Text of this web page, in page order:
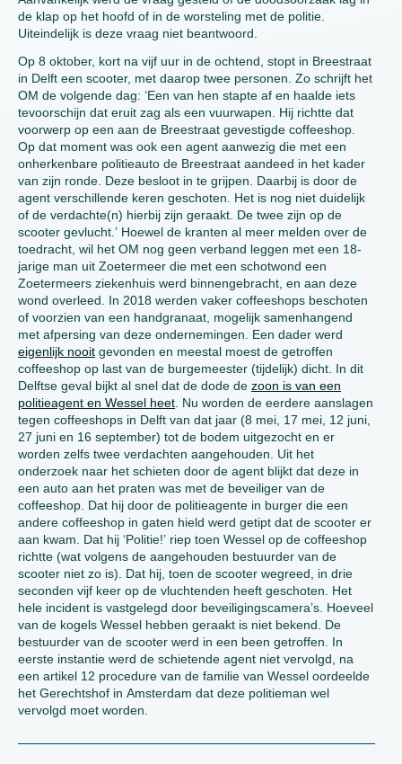
de klap op het hoofd of in de worsteling met de politie.
Uiteindelijk is deze vraag niet beantwoord.
Op 8 oktober, kort na vijf uur in de ochtend, stopt in Breestraat
in Delft een scooter, met daarop twee personen. Zo schrijft het
OM de volgende dag: ‘Een van hen stapte af en haalde iets
tevoorschijn dat eruit zag als een vuurwapen. Hij richtte dat
voorwerp op een aan de Breestraat gevestigde coffeeshop.
Op dat moment was ook een agent aanwezig die met een
onherkenbare politieauto de Breestraat aandeed in het kader
van zijn ronde. Deze besloot in te grijpen. Daarbij is door de
agent verschillende keren geschoten. Het is nog niet duidelijk
of de verdachte(n) hierbij zijn geraakt. De twee zijn op de
scooter gevlucht.’ Hoewel de kranten al meer melden over de
toedracht, wil het OM nog geen verband leggen met een 18-
jarige man uit Zoetermeer die met een schotwond een
Zoetermeers ziekenhuis werd binnengebracht, en aan deze
wond overleed. In 2018 werden vaker coffeeshops beschoten
of voorzien van een handgranaat, mogelijk samenhangend
met afpersing van deze ondernemingen. Een dader werd
eigenlijk nooit gevonden en meestal moest de getroffen
coffeeshop op last van de burgemeester (tijdelijk) dicht. In dit
Delftse geval bijkt al snel dat de dode de zoon is van een
politieagent en Wessel heet . Nu worden de eerdere aanslagen
tegen coffeeshops in Delft van dat jaar (8 mei, 17 mei, 12 juni,
27 juni en 16 september) tot de bodem uitgezocht en er
worden zelfs twee verdachten aangehouden. Uit het
onderzoek naar het schieten door de agent blijkt dat deze in
een auto aan het praten was met de beveiliger van de
coffeeshop. Dat hij door de politieagente in burger die een
andere coffeeshop in gaten hield werd getipt dat de scooter er
aan kwam. Dat hij ‘Politie!’ riep toen Wessel op de coffeeshop
richtte (wat volgens de aangehouden bestuurder van de
scooter niet zo is). Dat hij, toen de scooter wegreed, in drie
seconden vijf keer op de vluchtenden heeft geschoten. Het
hele incident is vastgelegd door beveiligingscamera’s. Hoeveel
van de kogels Wessel hebben geraakt is niet bekend. De
bestuurder van de scooter werd in een been getroffen. In
eerste instantie werd de schietende agent niet vervolgd, na
een artikel 12 procedure van de familie van Wessel oordeelde
het Gerechtshof in Amsterdam dat deze politieman wel
vervolgd moet worden.